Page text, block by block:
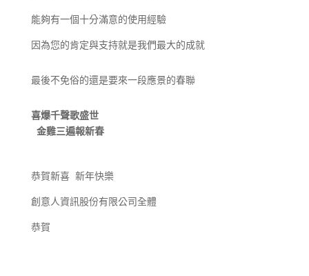
能夠有一個十分滿意的使用經驗
因為您的肯定與支持就是我們最大的成就
最後不免俗的還是要來一段應景的春聯
喜爆千聲歌盛世
金雞三遍報新春
恭賀新喜 新年快樂
創意人資訊股份有限公司全體
恭賀